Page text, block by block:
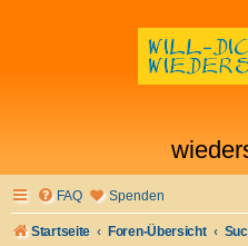
FAQ Spenden
Startseite Foren-Übersicht